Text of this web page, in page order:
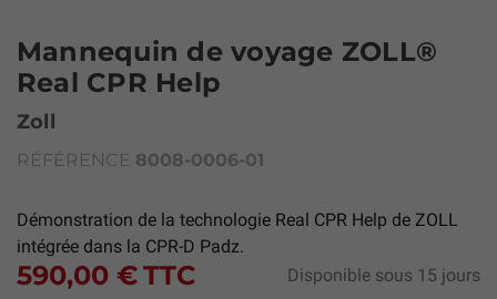
Mannequin de voyage ZOLL®
Real CPR Help
Zoll
RÉFÉRENCE 8008-0006-01
Démonstration de la technologie Real CPR Help de ZOLL
intégrée dans la CPR-D Padz.
590,00 €TTC Disponible sous 15 jours